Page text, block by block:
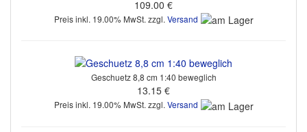
109.00 €
Preis inkl. 19.00% MwSt. zzgl. Versand
Geschuetz 8,8 cm 1:40 beweglich
13.15 €
Preis inkl. 19.00% MwSt. zzgl.Versand